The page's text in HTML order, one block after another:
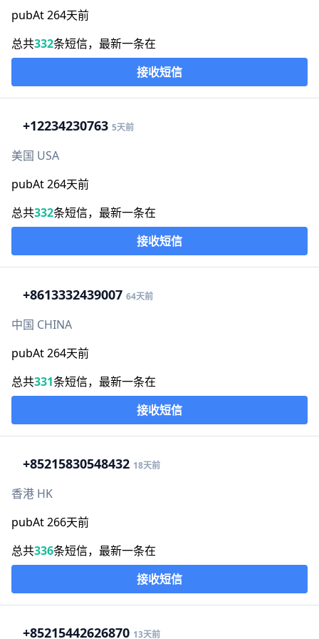
pubAt 264天前
总共332条短信，最新一条在
接收短信
+12234230763 5天前
美国 USA
pubAt 264天前
总共332条短信，最新一条在
接收短信
+8613332439007 64天前
中国 CHINA
pubAt 264天前
总共331条短信，最新一条在
接收短信
+85215830548432 18天前
香港 HK
pubAt 266天前
总共336条短信，最新一条在
接收短信
+85215442626870 13天前